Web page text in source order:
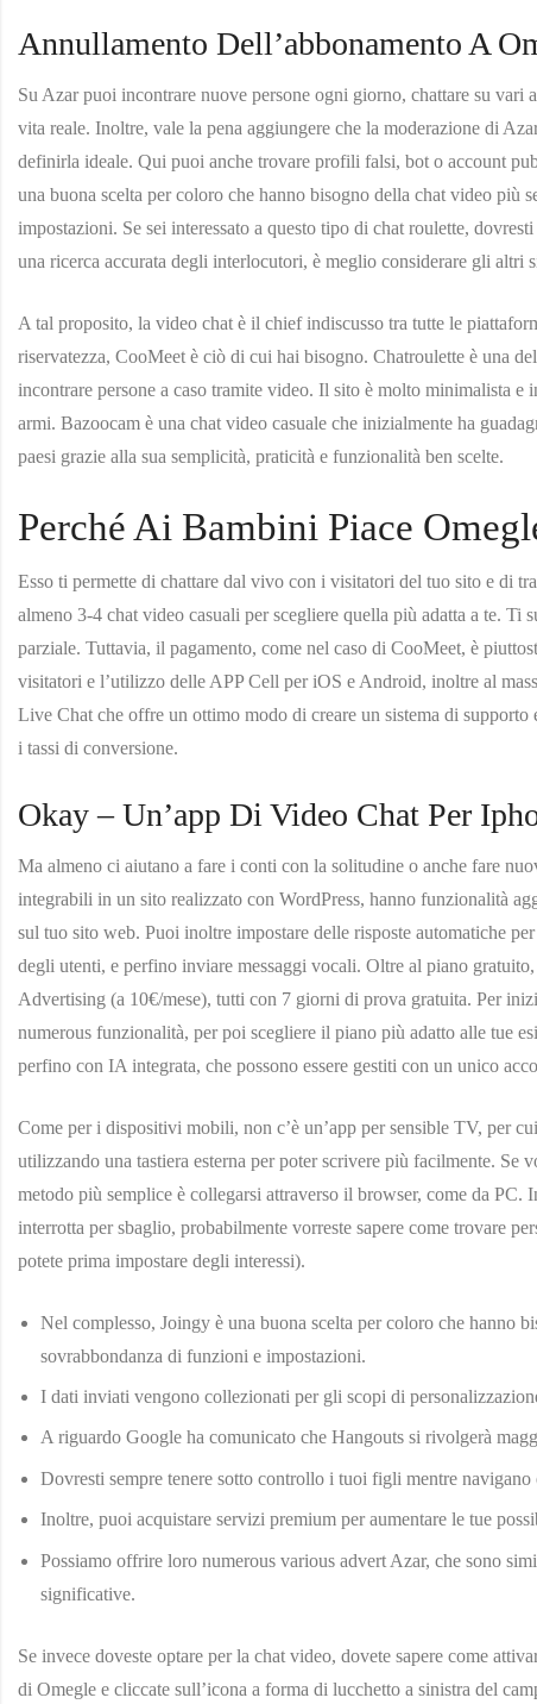
Annullamento Dell’abbonamento A
Su Azar puoi incontrare nuove persone ogni giorno, chattare su
vita reale. Inoltre, vale la pena aggiungere che la moderazione di
definirla ideale. Qui puoi anche trovare profili falsi, bot o account
una buona scelta per coloro che hanno bisogno della chat video più
impostazioni. Se sei interessato a questo tipo di chat roulette,
una ricerca accurata degli interlocutori, è meglio considerare gli altri
A tal proposito, la video chat è il chief indiscusso tra tutte le
riservatezza, CooMeet è ciò di cui hai bisogno. Chatroulette è una
incontrare persone a caso tramite video. Il sito è molto minimalista
armi. Bazoocam è una chat video casuale che inizialmente ha
paesi grazie alla sua semplicità, praticità e funzionalità ben scelte.
Perché Ai Bambini Piace
Esso ti permette di chattare dal vivo con i visitatori del tuo sito e di
almeno 3-4 chat video casuali per scegliere quella più adatta a te. Ti
parziale. Tuttavia, il pagamento, come nel caso di CooMeet, è
visitatori e l’utilizzo delle APP Cell per iOS e Android, inoltre al
Live Chat che offre un ottimo modo di creare un sistema di
i tassi di conversione.
Okay – Un’app Di Video Chat Per
Ma almeno ci aiutano a fare i conti con la solitudine o anche fare
integrabili in un sito realizzato con WordPress, hanno funzionalità
sul tuo sito web. Puoi inoltre impostare delle risposte automatiche
degli utenti, e perfino inviare messaggi vocali. Oltre al piano
Advertising (a 10€/mese), tutti con 7 giorni di prova gratuita. Per
numerous funzionalità, per poi scegliere il piano più adatto alle tue
perfino con IA integrata, che possono essere gestiti con un unico
Come per i dispositivi mobili, non c’è un’app per sensible TV, per
utilizzando una tastiera esterna per poter scrivere più facilmente. Se
metodo più semplice è collegarsi attraverso il browser, come da
interrotta per sbaglio, probabilmente vorreste sapere come trovare
potete prima impostare degli interessi).
Nel complesso, Joingy è una buona scelta per coloro che hanno
sovrabbondanza di funzioni e impostazioni.
I dati inviati vengono collezionati per gli scopi di
A riguardo Google ha comunicato che Hangouts si rivolgerà
Dovresti sempre tenere sotto controllo i tuoi figli mentre navigano
Inoltre, puoi acquistare servizi premium per aumentare le tue
Possiamo offrire loro numerous various advert Azar, che sono
significative.
Se invece doveste optare per la chat video, dovete sapere come
di Omegle e cliccate sull’icona a forma di lucchetto a sinistra del